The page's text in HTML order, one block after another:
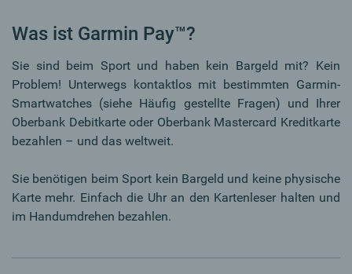
Was ist Garmin Pay™?
Sie sind beim Sport und haben kein Bargeld mit? Kein
Problem! Unterwegs kontaktlos mit bestimmten Garmin-
Smartwatches (siehe Häufig gestellte Fragen) und Ihrer
Oberbank Debitkarte oder Oberbank Mastercard Kreditkarte
bezahlen – und das weltweit.
Sie benötigen beim Sport kein Bargeld und keine physische
Karte mehr. Einfach die Uhr an den Kartenleser halten und
im Handumdrehen bezahlen.